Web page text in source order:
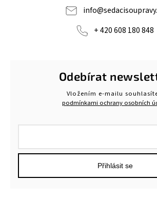
info@
+ 420 608 180 848
Odebírat
Vložením e-mailu
podmínkami ochrany osobních
Přihlásit se